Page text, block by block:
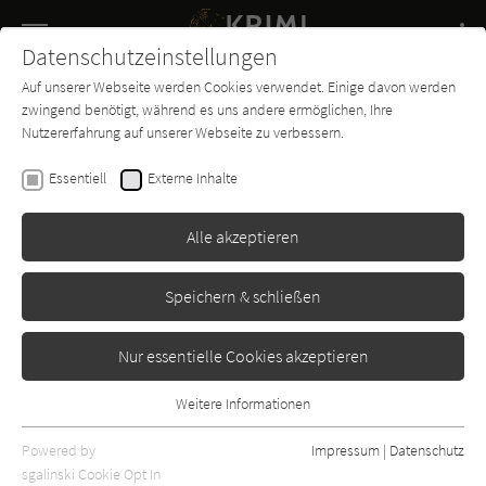
SUCHE
Buch-
Entdecker
Forum Charts
David Pirie
Die Zeichen der Furcht
Erschienen: Januar 2015 Bibliogr. Angaben
Datenschutzeinstellungen
Auf unserer Webseite werden Cookies verwendet. Einige davon werden
zwingend benötigt, während es uns andere ermöglichen, Ihre
Nutzererfahrung auf unserer Webseite zu verbessern.
Essentiell Externe Inhalte
Alle akzeptieren
Speichern & schließen
Nur essentielle Cookies akzeptieren
Essentielle Cookies werden für grundlegende Funktionen der
Webseite benötigt. Dadurch ist gewährleistet, dass die Webseite
Weitere Informationen
Powered by
sgalinski Cookie Opt In
Impressum | Datenschutz